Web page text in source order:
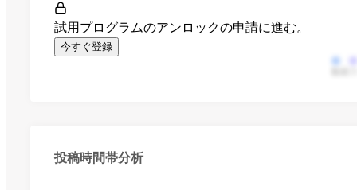
試用プログラムのアンロックの申請に進む。
今すぐ登録
投稿時間帯分析